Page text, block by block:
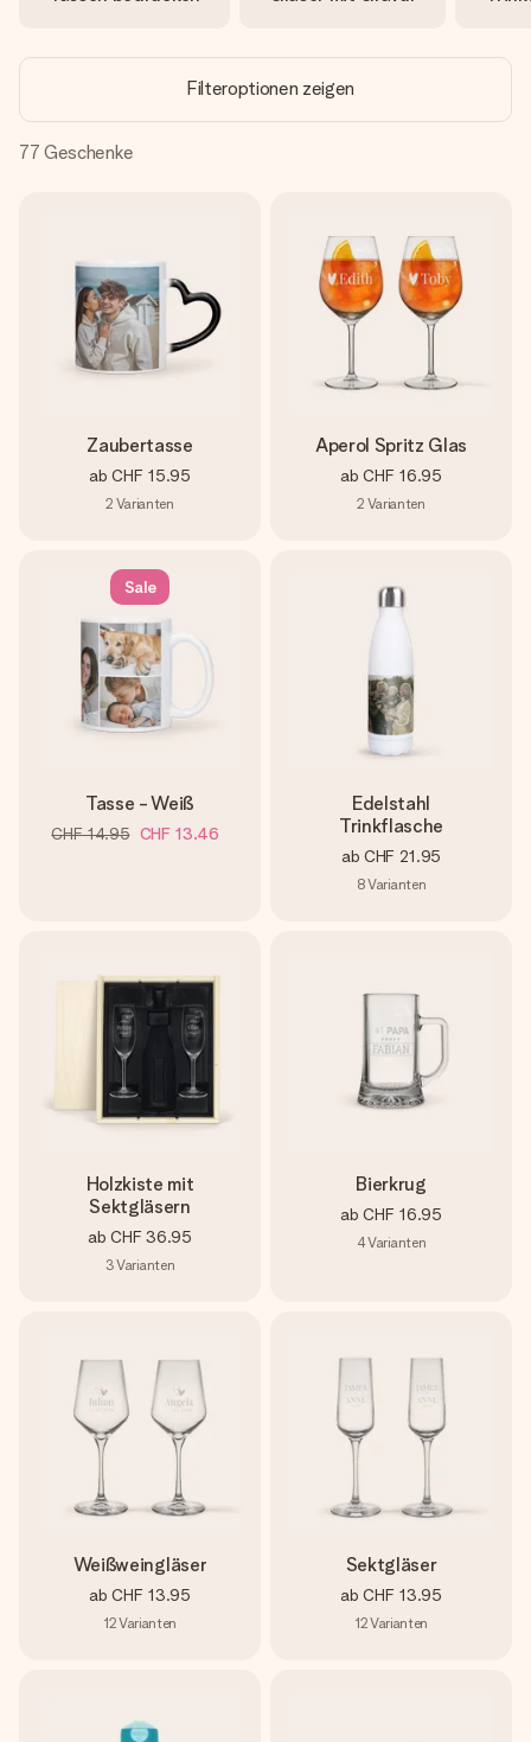
Erstelle etwas Einzigartiges in wenigen Schritten – mit
Filteroptionen zeigen
77 Geschenke
Zaubertasse
ab CHF 15.95
2 Varianten
Aperol Spritz Glas
ab CHF 16.95
2 Varianten
Sale
Tasse - Weiß
CHF 14.95 CHF 13.46
Edelstahl
Trinkflasche
ab CHF 21.95
8Varianten
Holzkiste mit
Sektgläsern
ab CHF 36.95
3Varianten
Bierkrug
ab CHF 16.95
4Varianten
Weißweingläser
ab CHF 13.95
12Varianten
Sektgläser
ab CHF 13.95
12Varianten